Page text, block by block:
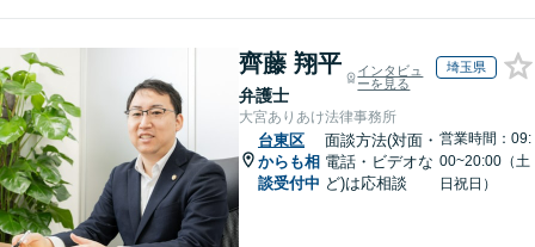
齊藤 翔平
弁護士
インタビュ
ーを見る
埼玉県
大宮ありあけ法律事務所
台東区
からも相
談受付中
面談方法(対面・
電話・ビデオな
ど)は応相談
営業時間：09:
00~20:00（土
日祝日）